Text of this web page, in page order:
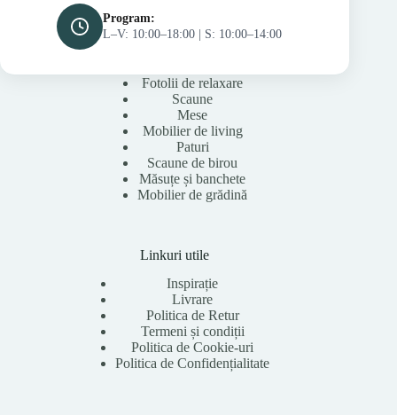
Program:
L–V: 10:00–18:00 | S: 10:00–14:00
Fotolii de relaxare
Scaune
Mese
Mobilier de living
Paturi
Scaune de birou
Măsuțe și banchete
Mobilier de grădină
Linkuri utile
Inspirație
Livrare
Politica de Retur
Termeni și condiții
Politica de Cookie-uri
Politica de Confidențialitate